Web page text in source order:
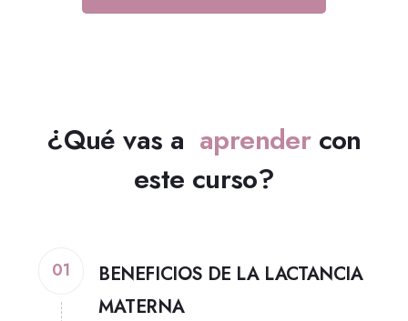
¿Qué vas a aprendercon
este curso?
01
BENEFICIOS DE LA LACTANCIA
MATERNA